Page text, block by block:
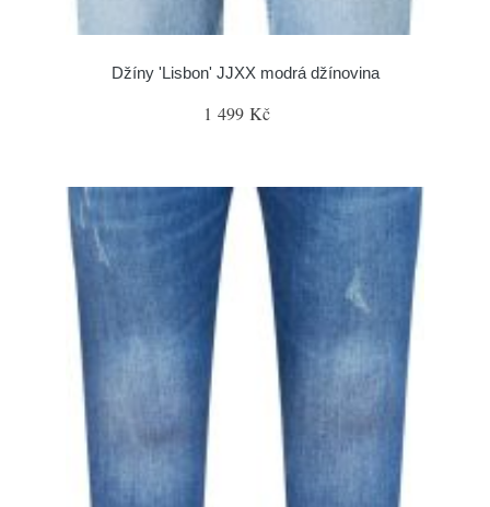
Džíny 'Lisbon' JJXX modrá džínovina
1 499 Kč